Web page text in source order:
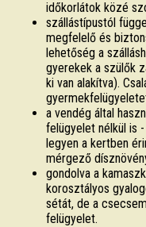
időkorlátok közé
szállástípustól
megfelelő és
lehetőség a
gyerekek a szülők
ki van alakítva).
a vendég által
felügyelet nélkül is
legyen a kertben
mérgező
gondolva a
korosztályos
sétát, de a
felügyelet.